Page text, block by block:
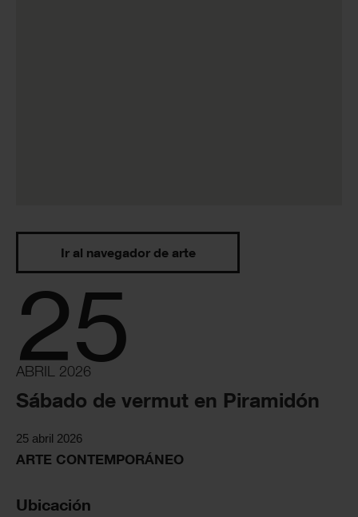
Ir al navegador de arte
25
ABRIL 2026
Sábado de vermut en Piramidón
25 abril 2026
ARTE CONTEMPORÁNEO
Ubicación